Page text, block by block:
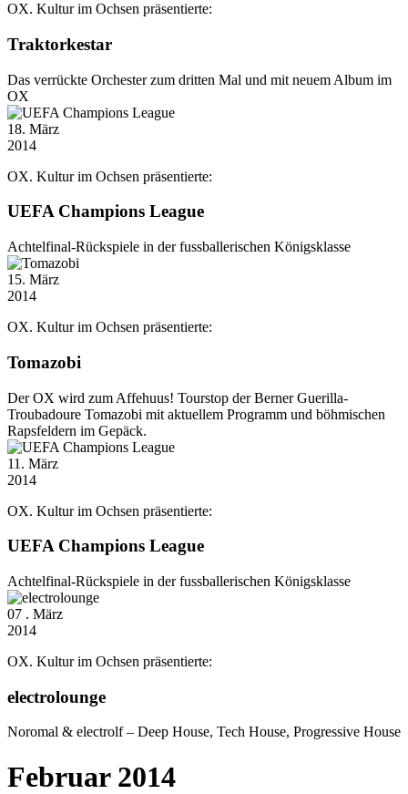
OX. Kultur im Ochsen präsentierte:
Traktorkestar
Das verrückte Orchester zum dritten Mal und mit neuem Album im
OX
18. März
2014
OX. Kultur im Ochsen präsentierte:
UEFA Champions League
Achtelfinal-Rückspiele in der fussballerischen Königsklasse
15. März
2014
OX. Kultur im Ochsen präsentierte:
Tomazobi
Der OX wird zum Affehuus! Tourstop der Berner Guerilla-
Troubadoure Tomazobi mit aktuellem Programm und böhmischen
Rapsfeldern im Gepäck.
11 . März
2014
OX. Kultur im Ochsen präsentierte:
UEFA Champions League
Achtelfinal-Rückspiele in der fussballerischen Königsklasse
07 . März
2014
OX. Kultur im Ochsen präsentierte:
electrolounge
Noromal & electrolf – Deep House, Tech House, Progressive House
Februar 2014